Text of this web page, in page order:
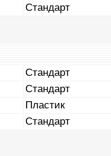
Стандарт
Стандарт
Стандарт
Пластик
Стандарт